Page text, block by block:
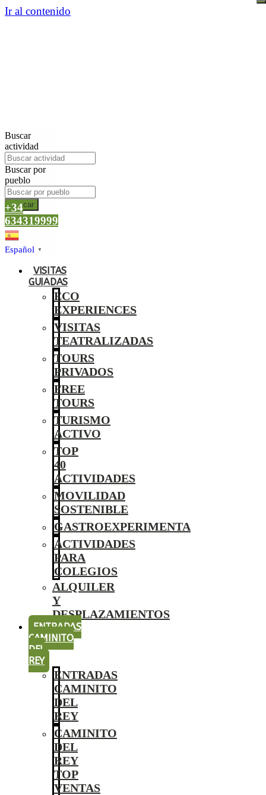
Ir al contenido
Buscar
actividad
Buscar por
pueblo
Buscar
+34
634319999
Español ▼
VISITAS
GUIADAS
ECO
EXPERIENCES
VISITAS
TEATRALIZADAS
TOURS
PRIVADOS
FREE
TOURS
TURISMO
ACTIVO
TOP
40
ACTIVIDADES
MOVILIDAD
SOSTENIBLE
GASTROEXPERIMENTA
ACTIVIDADES
PARA
COLEGIOS
ALQUILER
Y
DESPLAZAMIENTOS
ENTRADAS
CAMINITO
DEL
REY
ENTRADAS
CAMINITO
DEL
REY
CAMINITO
DEL
REY
TOP
VENTAS